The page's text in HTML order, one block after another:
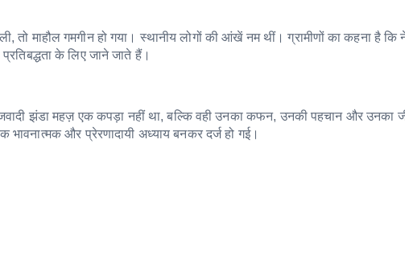
तो माहौल गमगीन हो गया। स्थानीय लोगों की आंखें नम थीं। ग्रामीणों का कहना है कि
के लिए जाने जाते हैं।
झंडा महज़ एक कपड़ा नहीं था, बल्कि वही उनका कफन, उनकी पहचान और उनका
और प्रेरणादायी अध्याय बनकर दर्ज हो गई।